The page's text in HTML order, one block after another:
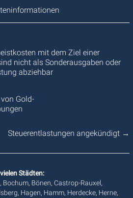
mit dem Ziel einer
nicht als Sonderausgaben oder
abziehbar
Gold-
Steuerentlastungen angekündigt →
Städten:
Bochum, Bönen, Castrop-Rauxel,
Hagen, Hamm, Herdecke, Herne,